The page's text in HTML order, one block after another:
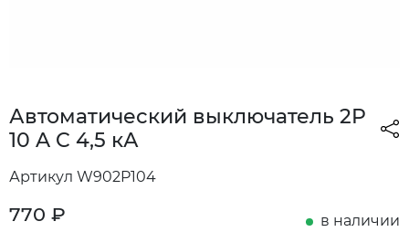
Автоматический выключатель 2P
10 A C 4,5 кА
Артикул W902P104
770 ₽ в наличии